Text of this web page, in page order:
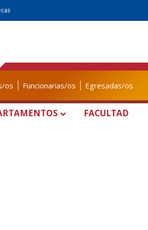
os Funcionarias/os Egresadas/os
FACULTAD